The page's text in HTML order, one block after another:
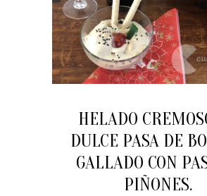
HELADO
DULCE PASA DE
GALLADO CON
PIÑONES.